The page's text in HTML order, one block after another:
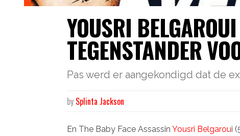
YOUSRI
TEGENSTANDER
Pas werd er aangekondigd dat de
by Splinta Jackson
En The Baby Face Assassin Yousri Belgaroui